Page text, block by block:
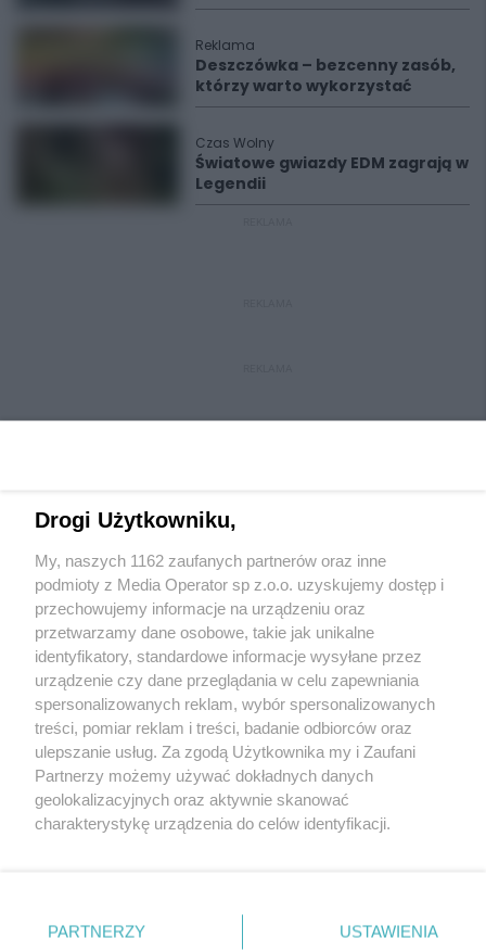
Reklama
Deszczówka – bezcenny zasób,
którzy warto wykorzystać
Czas Wolny
Światowe gwiazdy EDM zagrają w
Legendii
Wydawca mediówlokalnych
Nie zapomnij
zapoznać się z:
polityką prywatności regulamin korzystania z portali
Twojemiasto
Piekary Śląskie
Chorzów
Tarnowskie Góry
Gliwice
Skontakuj sięz nami
Kontakt
Wydawca
Redakcja
Drogi Użytkowniku,
My, naszych 1162 zaufanych partnerów oraz inne
podmioty z Media Operator sp z.o.o. uzyskujemy dostęp i
przechowujemy informacje na urządzeniu oraz
przetwarzamy dane osobowe, takie jak unikalne
identyfikatory, standardowe informacje wysyłane przez
urządzenie czy dane przeglądania w celu zapewniania
spersonalizowanych reklam, wybór spersonalizowanych
treści, pomiar reklam i treści, badanie odbiorców oraz
ulepszanie usług. Za zgodą Użytkownika my i Zaufani
Partnerzy możemy używać dokładnych danych
geolokalizacyjnych oraz aktywnie skanować
charakterystykę urządzenia do celów identyfikacji.
zmienić/wycofać klikając przycisk ustawień prywatności
znajdujący się w lewym dolnym rogu strony
PARTNERZY USTAWIENIA